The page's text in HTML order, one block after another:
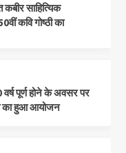
साहित्यिक
कवि गोष्ठी का
पूर्ण होने के अवसर पर
का हुआ आयोजन